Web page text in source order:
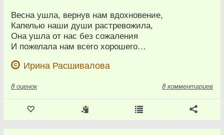
Весна ушла, вернув нам вдохновение,
Капелью наши души растревожила,
Она ушла от нас без сожаления
И пожелала нам всего хорошего…
Ирина Расшивалова
8 оценок 8 комментариев